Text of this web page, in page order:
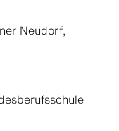
Neudorf,